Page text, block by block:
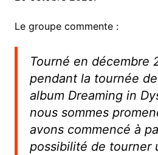
Le groupe commente :
Tourné en décembre
pendant la tournée
album Dreaming in
nous sommes
avons commencé à
possibilité de tourner